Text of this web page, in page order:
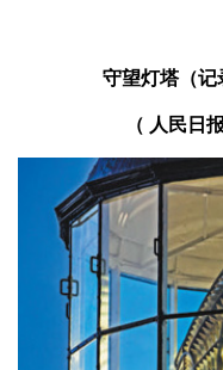
守望灯塔（记
（ 人民日报